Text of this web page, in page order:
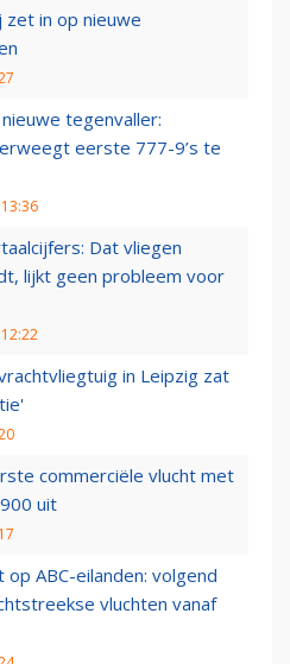
zet in op nieuwe
tegenvaller:
eerste 777-9’s te
Dat vliegen
lijkt geen probleem voor
in Leipzig zat
commerciële vlucht met
uit
ABC-eilanden: volgend
vluchten vanaf